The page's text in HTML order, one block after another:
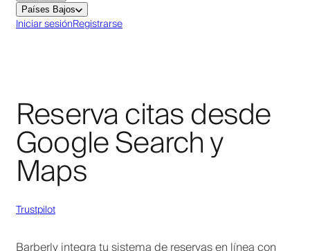
Países Bajos
Iniciar sesiónRegistrarse
Reserva citas desde
Google Search y
Maps
Trustpilot